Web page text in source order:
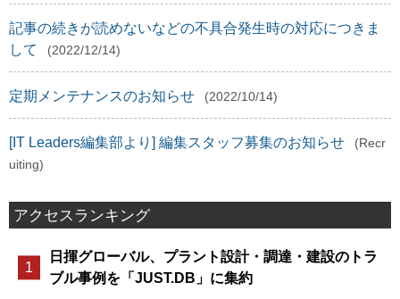
記事の続きが読めないなどの不具合発生時の対応につきま
して
(2022/12/14)
定期メンテナンスのお知らせ (2022/10/14)
[IT Leaders編集部より] 編集スタッフ募集のお知らせ
(Recr
uiting)
アクセスランキング
日揮グローバル、プラント設計・調達・建設のトラ
ブル事例を「JUST.DB」に集約